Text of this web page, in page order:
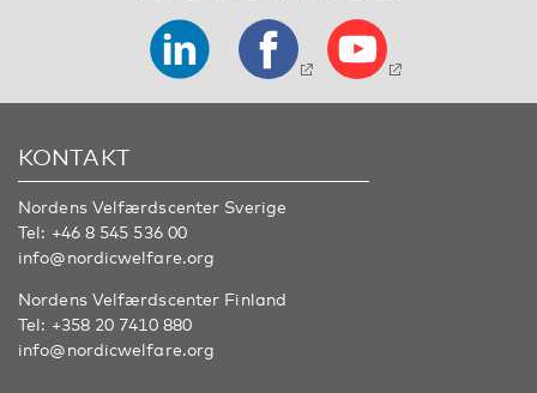
KONTAKT
Nordens Velfærdscenter Sverige
Tel: +46 8 545 536 00
info@nordicwelfare.org
Nordens Velfærdscenter Finland
Tel: +358 20 7410 880
info@nordicwelfare.org